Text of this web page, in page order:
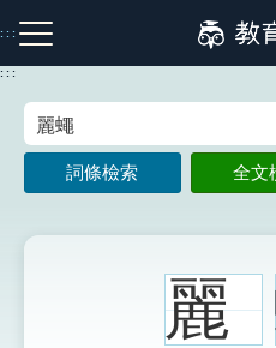
到
主
:::
注音索引圖示 筆畫索引
:::
詞條檢索 全文
麗